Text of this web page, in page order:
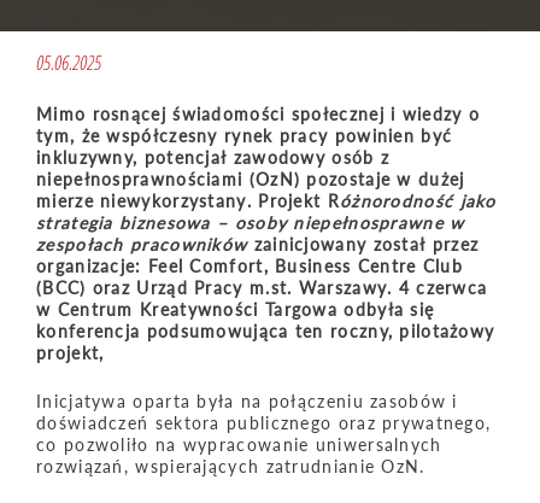
05.06.2025
Mimo rosnącej świadomości społecznej i wiedzy o
tym, że współczesny rynek pracy powinien być
inkluzywny, potencjał zawodowy osób z
niepełnosprawnościami (OzN) pozostaje w dużej
mierze niewykorzystany. Projekt Różnorodność jako
strategia biznesowa – osoby niepełnosprawne w
zespołach pracownikówzainicjowany został przez
organizacje: Feel Comfort, Business Centre Club
(BCC) oraz Urząd Pracy m.st. Warszawy. 4 czerwca
w Centrum Kreatywności Targowa odbyła się
konferencja podsumowująca ten roczny, pilotażowy
projekt,
Inicjatywa oparta była na połączeniu zasobów i
doświadczeń sektora publicznego oraz prywatnego,
co pozwoliło na wypracowanie uniwersalnych
rozwiązań, wspierających zatrudnianie OzN.